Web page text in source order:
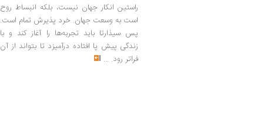
راستین انکار جهان نیست، بلکه انبساط روح
است به وسعت جهان. خرد پذیرش تمام است.
پس سیذارتا باید تجربه­‌ها را آغاز کند و با
زندگی پیش پا افتاده درآمیزد تا بتواند از آن
فراتر رود. ...